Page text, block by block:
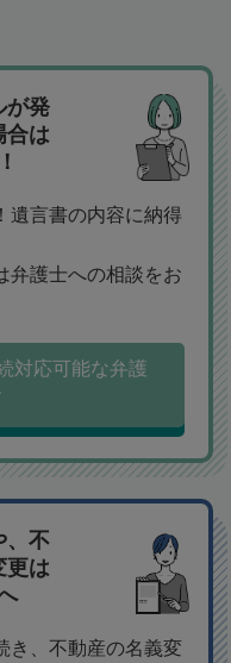
が発
合は
遺言書の内容に納得
弁護士への相談をお
対応可能な弁護
、不
更は
き、不動産の名義変